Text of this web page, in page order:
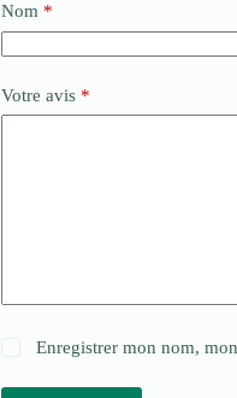
Nom *
Votre avis *
Enregistrer mon nom,